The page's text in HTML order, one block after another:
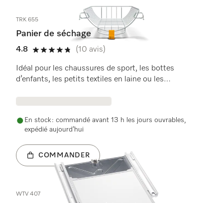
TRK 655
Panier de séchage
4.8
4.8 étoiles de 5
(10 avis)
Idéal pour les chaussures de sport, les bottes
d’enfants, les petits textiles en laine ou les
En stock : commandé avant 13 h les jours ouvrables,
expédié aujourd’hui
COMMANDER
WTV 407